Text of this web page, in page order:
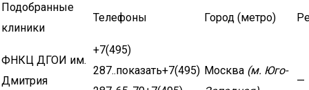
Подобранные
клиники
Телефоны Город (метро)
ФНКЦ ДГОИ им.
Дмитрия
+7(495)
287..показать+7(495) Москва (м. Юго-
—